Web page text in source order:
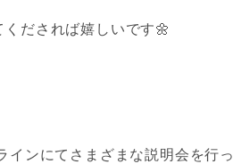
だされば嬉しいです🌼
ンにてさまざまな説明会を行っ